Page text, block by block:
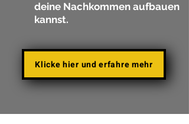
deine Nachkommen aufbauen
kannst.
Klicke hier und erfahre mehr